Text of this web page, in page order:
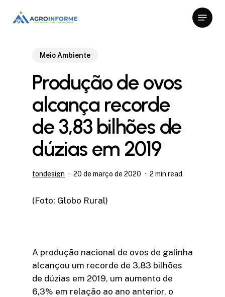
Menu
Meio Ambiente
Produção de ovos
alcança recorde
de 3,83 bilhões de
dúzias em 2019
tondesign 20 de março de 2020 2 min read
(Foto: Globo Rural)
A produção nacional de ovos de galinha
alcançou um recorde de 3,83 bilhões
de dúzias em 2019, um aumento de
6,3% em relação ao ano anterior, o